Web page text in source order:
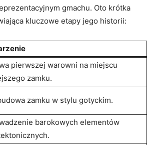
gmachu. Oto krótka
kluczowe ⁢etapy jego historii:
pierwszej​ warowni na miejscu
zamku.
zamku w stylu gotyckim.
barokowych​ elementów